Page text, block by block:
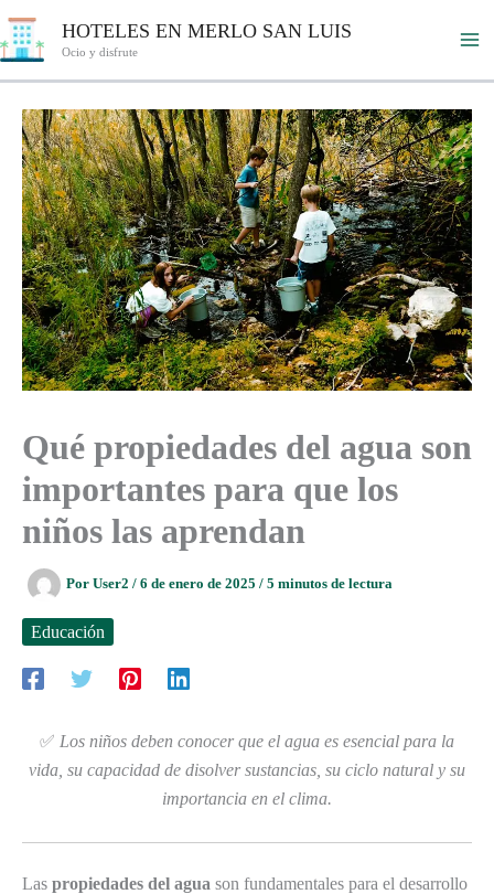
al
HOTELES EN MERLO SAN LUIS
Ocio y disfrute
Qué propiedades del agua son
importantes para que los
niños las aprendan
Por User2 / 6 de enero de 2025 / 5 minutos de lectura
Educación
✅ Los niños deben conocer que el agua es esencial para la
vida, su capacidad de disolver sustancias, su ciclo natural y su
importancia en el clima.
Las propiedades del agua son fundamentales para el desarrollo